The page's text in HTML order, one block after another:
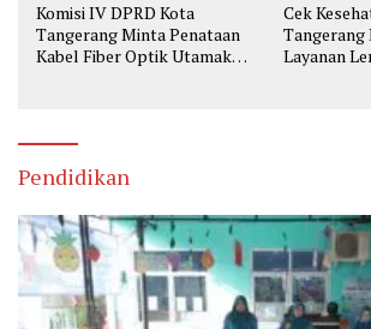
Komisi IV DPRD Kota
Tangerang Minta Penataan
Kabel Fiber Optik Utamakan
Cek
Tangerang
Layanan
Pendidikan